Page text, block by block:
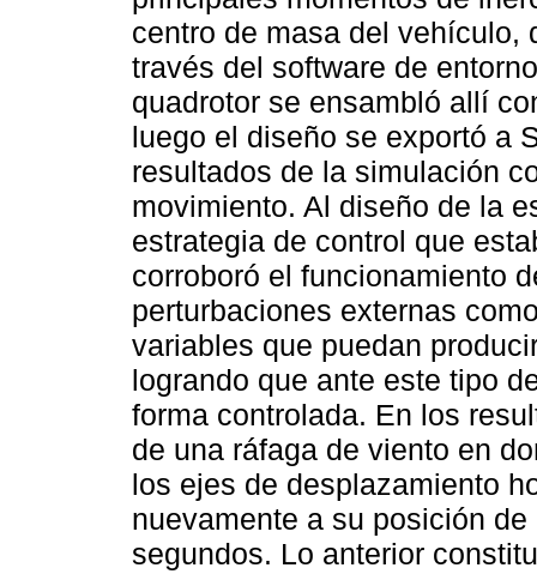
centro de masa del vehículo,
través del software de
quadrotor se ensambló allí
luego el diseño se exportó a
resultados de la simulación
movimiento. Al diseño de la
estrategia de control que
corroboró el funcionamiento
perturbaciones externas
variables que puedan
logrando que ante este tipo
forma controlada. En los
de una ráfaga de viento en
los ejes de desplazamiento
nuevamente a su posición
segundos. Lo anterior